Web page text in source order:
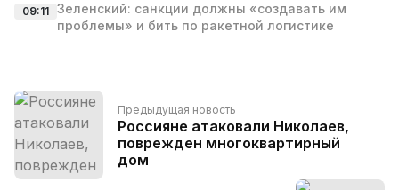
09:11 Зеленский: санкции должны «создавать им
проблемы» и бить по ракетной логистике
Предыдущая новость
Россияне атаковали Николаев,
поврежден многоквартирный
дом